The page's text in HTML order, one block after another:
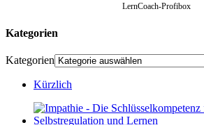
LernCoach-Profibox
Kategorien
Kategorien
Kürzlich